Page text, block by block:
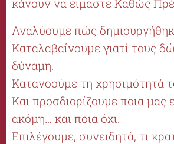
κάνουν να είμαστε Καθώς
Αναλύουμε πώς
Καταλαβαίνουμε γιατί τους
δύναμη.
Κατανοούμε τη χρησιμότητά
Και προσδιορίζουμε ποια μας
ακόμη… και ποια όχι.
Επιλέγουμε, συνειδητά, τι